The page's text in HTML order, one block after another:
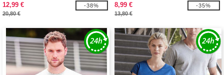
12,99 €
20,80 €
-38%
8,99 €
13,80 €
-35%